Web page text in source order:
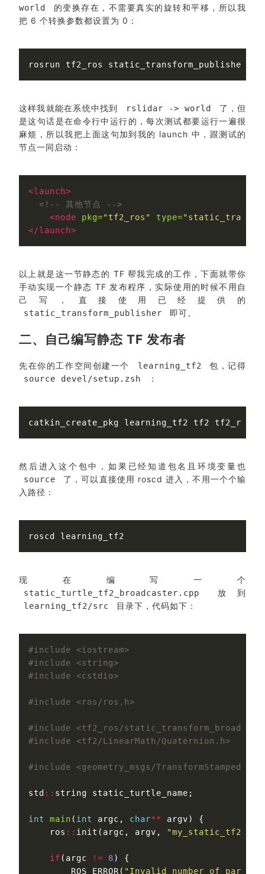
world
的变换存在，不需要真实的旋转和平移，所以我
把 6 个转换参数都设置为 0：
这样我就能在系统中找到 rslidar -> world
了，但
是这句话是在命令行中运行的，每次测试都要运行一遍很
麻烦，所以我把上面这句加到我的 launch 中，跟测试的
节点一同启动：
<launch>
<!-- 其他节点 -->
<node
pkg="tf2_ros" type=
</launch>
以上就是这一节静态的 TF 帮我完成的工作，下面就带你
手动实现一个静态 TF 发布程序，实际使用的时候不用自
己写，直接使用已经提供的
static_transform_publisher 即可。
二、自己编写静态 TF 发布者
先在你的工作空间创建一个 learning_tf2 包，记得
source devel/setup.zsh ：
然后进入这个包中，如果已经知道包名且环境变量也
source
了，可以直接使用 roscd 进入，不用一个个输
入路径：
现在编写一个
static_turtle_tf2_broadcaster.cpp 放到
learning_tf2/src 目录下，代码如下：
#include <iostream>
#include <string>
#include <tf2_ros/
std :: string static_turtle_name ;
int main ( int argc , char** argv)
{
ros :: init ( argc , argv ,
if ( argc != 8)
{
ROS_ERROR( "Invalid number of